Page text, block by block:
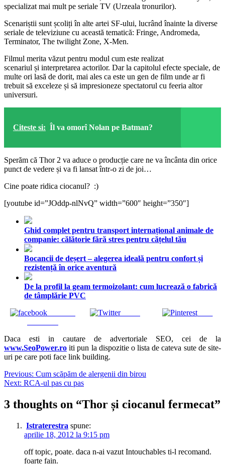
specializat mai mult pe seriale TV (Urzeala tronurilor).
Scenariștii sunt școliți în alte artei SF-ului, lucrând înainte la diverse
seriale de televiziune cu această tematică: Fringe, Andromeda,
Terminator, The twilight Zone, X-Men.
Filmul merita văzut pentru modul cum este realizat
scenariul și interpretarea actorilor. Dar la capitolul efecte speciale, de
multe ori lasă de dorit, mai ales ca este un gen de film unde ar fi
trebuit să exceleze și să impresioneze spectatorul cu feeria altor
universuri.
Citeste si: Îl va omorî Nolan pe Batman?
Sperăm că Thor 2 va aduce o producție care ne va încânta din orice
punct de vedere și va fi lansat într-o zi de joi…
Cine poate ridica ciocanul? :)
[youtube id=”JOddp-nlNvQ” width=”600″ height=”350″]
Ghid complet pentru transport internațional animale de
companie: călătorie fără stres pentru cățelul tău
Bocancii de deșert – alegerea ideală pentru confort și
rezistență în orice aventură
De la profil la geam termoizolant: cum lucrează o fabrică
de tâmplărie PVC
Tweet Save
Daca esti in cautare de advertoriale SEO, cei de la
www.SeoPower.ro iti pun la dispozitie o lista de cateva sute de site-
uri pe care poti face link building.
Navigare
în
articole
Previous: Cum scăpăm de alergenii din birou
Next: RCA-ul pas cu pas
3 thoughts on “Thor și ciocanul fermecat”
Istraterestra spune:
aprilie 18, 2012 la 9:15 pm
off topic, poate. daca n-ai vazut Intouchables ti-l recomand.
foarte fain.